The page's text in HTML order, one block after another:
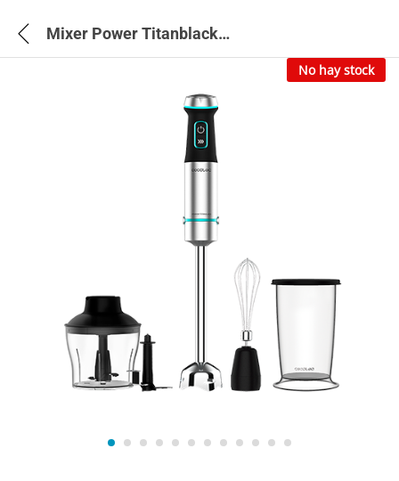
Mixer Power Titanblack 1200 Xl Cream&Crush Hand Blender – 4292
No hay stock